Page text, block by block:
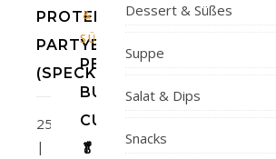
PROTEIN-
PARTYBRÖTCHEN
(SPECK&ZWIEBEL)
258kcal
|
&
SÜSSES
PEANUT
BUTTER
CUPS
🥬
Dessert & Süßes
Suppe
Salat & Dips
Snacks